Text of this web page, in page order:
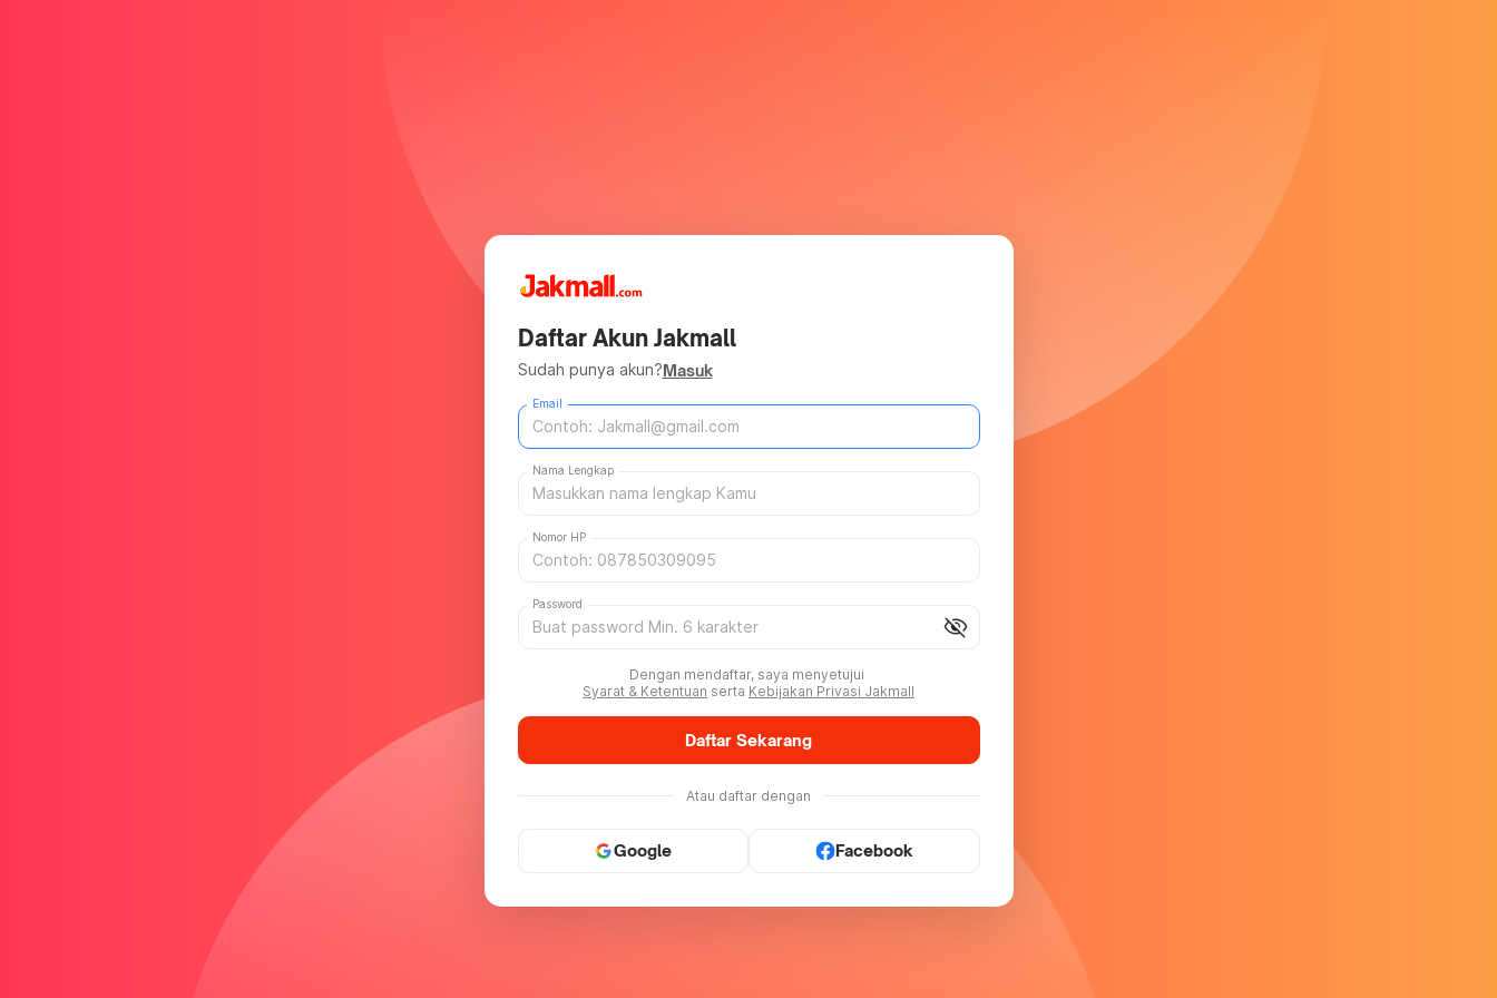
Daftar Akun Jakmall
Sudah punya akun?Masuk
Email
Nama Lengkap
Nomor HP
visibility_off
Password
Dengan mendaftar, saya menyetujui
Syarat & Ketentuan serta Kebijakan Privasi Jakmall
Daftar Sekarang
Atau daftar dengan
Google Facebook